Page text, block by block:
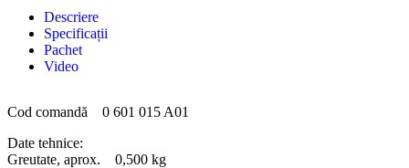
Descriere
Specificații
Pachet
Video
Cod comandă 0 601 015 A01
Date tehnice:
Greutate, aprox. 0,500 kg